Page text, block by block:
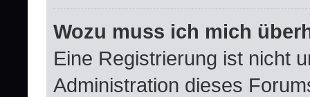
Wozu muss ich mich
Eine Registrierung ist nicht
Administration dieses